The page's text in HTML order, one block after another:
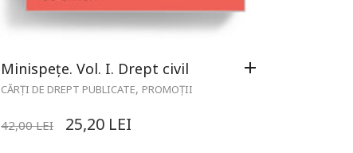
Minispețe. Vol. I. Drept civil
CĂRȚI DE DREPT PUBLICATE, PROMOȚII
42,00LEI 25,20 LEI